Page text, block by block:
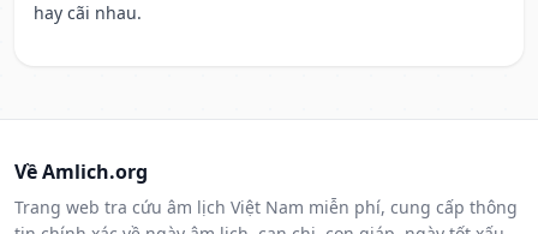
hay cãi nhau.
Về Amlich.org
Trang web tra cứu âm lịch Việt Nam miễn phí, cung cấp thông